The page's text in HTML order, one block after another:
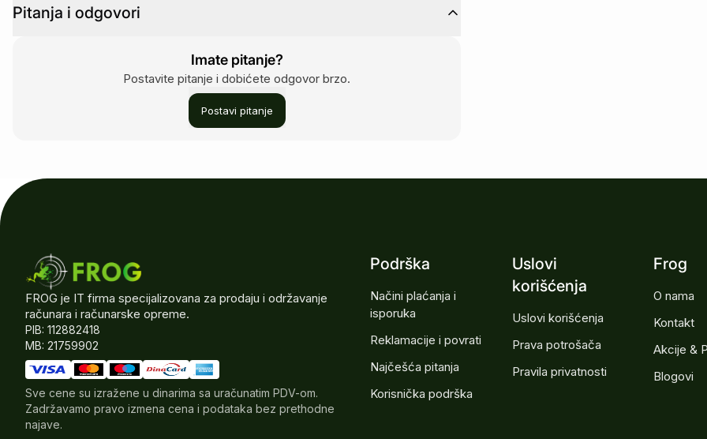
Pitanja i odgovori
Imate pitanje?
Postavite pitanje i dobićete odgovor brzo.
Postavi pitanje
FROG je IT firma specijalizovana za prodaju i održavanje
računara i računarske opreme.
PIB: 112882418
MB: 21759902
Sve cene su izražene u dinarima sa uračunatim PDV-om.
Zadržavamo pravo izmena cena i podataka bez prethodne
najave.
Podrška
Načini plaćanja i
isporuka
Reklamacije i povrati
Najčešća pitanja
Korisnička podrška
Uslovi
korišćenja
Uslovi korišćenja
Prava potrošača
Pravila privatnosti
Frog
O nama
Kontakt
Akcije &
Blogovi